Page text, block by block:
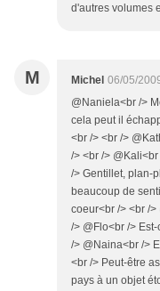
d'autres volumes
M Michel 06/05/
@Naniela<br />
cela peut il
<br /> <br />
/> <br />
/> Gentillet, plan-
beaucoup de
coeur<br /> <br /
/> @Flo<br />
/> @Naina<br />
<br /> Peut-être
pays à un objet